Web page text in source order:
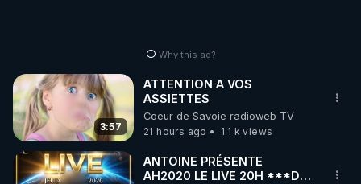
Why this ad?
3:57
ATTENTION A VOS
ASSIETTES
Coeur de Savoie radioweb TV
21 hours ago
1.1 k views
ANTOINE PRÉSENTE
AH2020 LE LIVE 20H ***DU